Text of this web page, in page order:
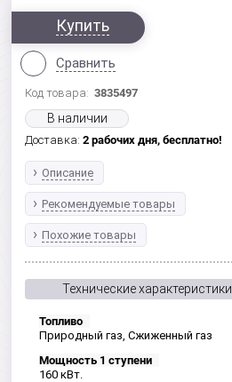
Купить
Сравнить
Код товара:3835497
В наличии
Доставка:2 рабочих дня,бесплатно!
Описание
Рекомендуемые товары
Похожие товары
Технические характеристики
Топливо
Природный газ, Сжиженный газ
Мощность 1 ступени
160 кВт.